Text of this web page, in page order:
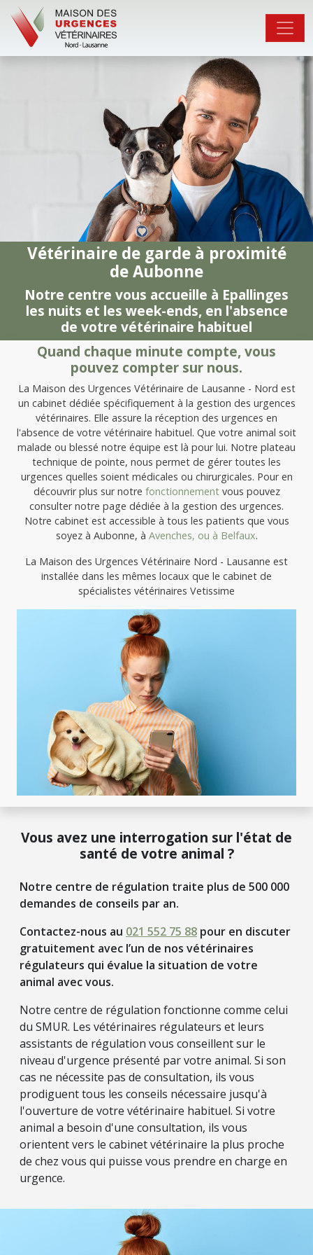
Vétérinaire de garde à proximité
de Aubonne
Notre centre vous accueille à Epallinges
les nuits et les week-ends, en l'absence
de votre vétérinaire habituel
Quand chaque minute compte, vous
pouvez compter sur nous.
La Maison des Urgences Vétérinaire de Lausanne - Nord est
un cabinet dédiée spécifiquement à la gestion des urgences
vétérinaires. Elle assure la réception des urgences en
l'absence de votre vétérinaire habituel. Que votre animal soit
malade ou blessé notre équipe est là pour lui. Notre plateau
technique de pointe, nous permet de gérer toutes les
urgences quelles soient médicales ou chirurgicales. Pour en
découvrir plus sur notre fonctionnementvous pouvez
consulter notre page dédiée à la gestion des urgences.
Notre cabinet est accessible à tous les patients que vous
soyez à Aubonne, à Avenches, ou à Belfaux.
La Maison des Urgences Vétérinaire Nord - Lausanne est
installée dans les mêmes locaux que le cabinet de
spécialistes vétérinaires Vetissime
Vous avez une interrogation sur l'état de
santé de votre animal ?
Notre centre de régulation traite plus de 500 000
demandes de conseils par an.
Contactez-nous au 021 552 75 88 pour en discuter
gratuitement avec l’un de nos vétérinaires
régulateurs qui évalue la situation de votre
animal avec vous.
Notre centre de régulation fonctionne comme celui
du SMUR. Les vétérinaires régulateurs et leurs
assistants de régulation vous conseillent sur le
niveau d'urgence présenté par votre animal. Si son
cas ne nécessite pas de consultation, ils vous
prodiguent tous les conseils nécessaire jusqu'à
l'ouverture de votre vétérinaire habituel. Si votre
animal a besoin d'une consultation, ils vous
orientent vers le cabinet vétérinaire la plus proche
de chez vous qui puisse vous prendre en charge en
urgence.